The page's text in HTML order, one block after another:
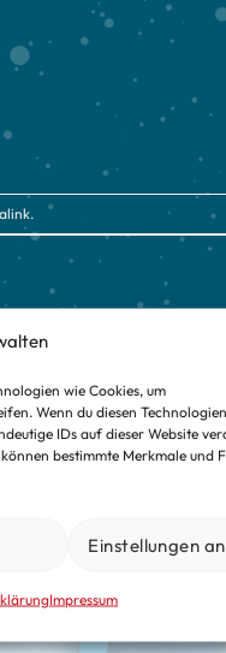
wie Cookies, um
Wenn du diesen Technologien
IDs auf dieser Website
bestimmte Merkmale und
Einstellungen
Impressum
.
REWE Fürst